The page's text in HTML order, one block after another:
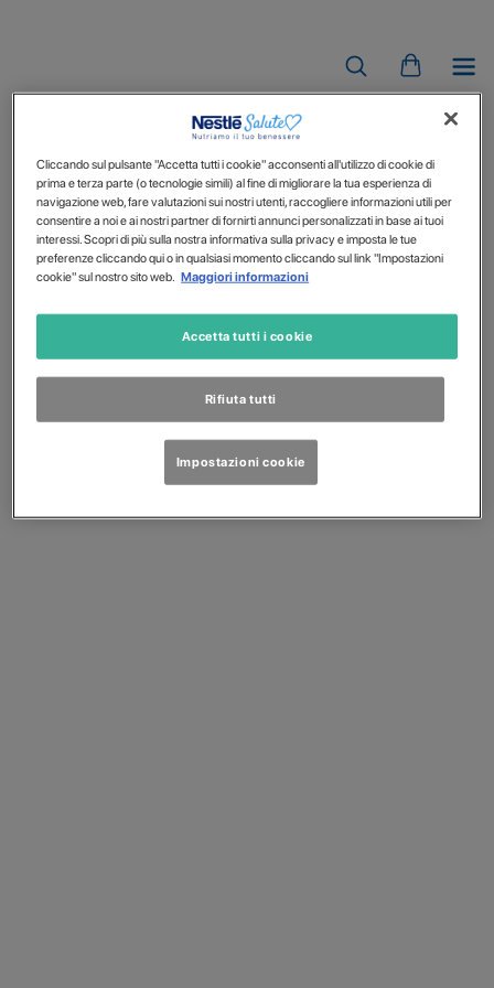
PEPTAMEN JUNIOR
Cliccando sul pulsante "Accetta tutti i cookie" acconsenti all'utilizzo di cookie di
prima e terza parte (o tecnologie simili) al fine di migliorare la tua esperienza di
navigazione web, fare valutazioni sui nostri utenti, raccogliere informazioni utili per
consentire a noi e ai nostri partner di fornirti annunci personalizzati in base ai tuoi
interessi. Scopri di più sulla nostra informativa sulla privacy e imposta le tue
preferenze cliccando qui o in qualsiasi momento cliccando sul link "Impostazioni
cookie" sul nostro sito web. Maggiori informazioni
Rifiuta tutti
Accetta tutti i cookie
Impostazioni cookie